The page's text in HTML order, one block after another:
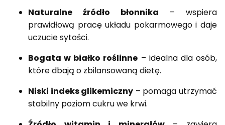
Naturalne źródło błonnika – wspiera
prawidłową pracę układu pokarmowego i daje
uczucie sytości.
Bogata w białko roślinne – idealna dla osób,
które dbają o zbilansowaną dietę.
Niski indeks glikemiczny – pomaga utrzymać
stabilny poziom cukru we krwi.